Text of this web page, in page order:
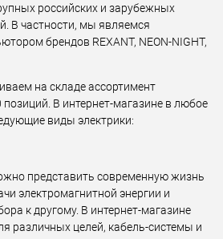
российских и зарубежных
В частности, мы являемся
брендов REXANT, NEON-NIGHT,
на складе ассортимент
В интернет-магазине в любое
виды электрики:
представить современную жизнь
электромагнитной энергии и
к другому. В интернет-магазине
различных целей, кабель-системы и